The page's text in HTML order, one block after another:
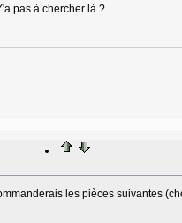
pas à chercher là ?
les pièces suivantes